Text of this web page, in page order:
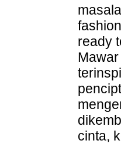
ready
cinta,